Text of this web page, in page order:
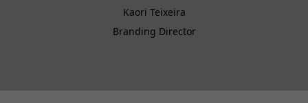
Kaori Teixeira
Branding Director